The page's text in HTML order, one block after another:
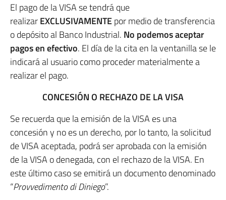
El pago de la VISA se tendrá que
realizarEXCLUSIVAMENTEpor medio de transferencia
o depósito al Banco Industrial. No podemos aceptar
pagos en efectivo. El día de la cita en la ventanilla se le
indicará al usuario como proceder materialmente a
realizar el pago.
CONCESIÓN O RECHAZO DE LA VISA
Se recuerda que la emisión de la VISA es una
concesión y no es un derecho, por lo tanto, la solicitud
de VISA aceptada, podrá ser aprobada con la emisión
de la VISA o denegada, con el rechazo de la VISA. En
este último caso se emitirá un documento denominado
“Provvedimento di Diniego”.